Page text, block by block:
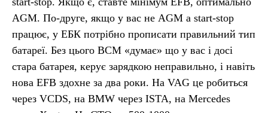
AGM. По-друге, якщо у вас не AGM а start-stop
працює, у ЕБК потрібно прописати правильний тип
батареї. Без цього BCM «думає» що у вас і досі
стара батарея, керує зарядкою неправильно, і навіть
нова EFB здохне за два роки. На VAG це робиться
через VCDS, на BMW через ISTA, на Mercedes